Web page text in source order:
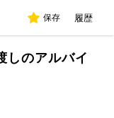
保存 履歴
しのアルバイ